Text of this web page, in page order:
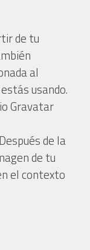
de tu
al
usando.
Gravatar
de la
de tu
el contexto